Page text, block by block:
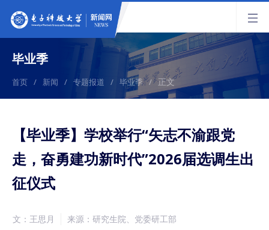
毕业季
首页 / 新闻 / 专题报道 / 毕业季 / 正文
【毕业季】学校举行“矢志不渝跟党
走，奋勇建功新时代”2026届选调生出
征仪式
文：王思月
来源：研究生院、党委研工部